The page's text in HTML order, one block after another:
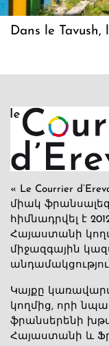
Dans le Tavush,
« Le Courrier
միակ
հիմնադրվել է
Հայաստանի
միջազգային
Կայքը
կողմից, որի
ֆրանսերենի
Հայաստանի և